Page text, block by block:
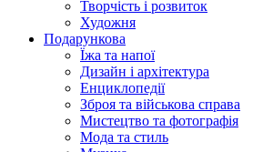
Творчість і розвиток
Художня
Подарункова
Їжа та напої
Дизайн і архітектура
Енциклопедії
Зброя та військова справа
Мистецтво та фотографія
Мода та стиль